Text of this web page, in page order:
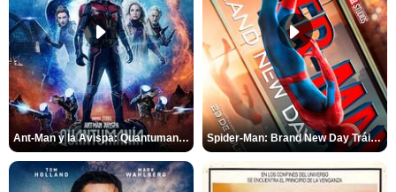
Ant-Man y la Avispa: Quantumanía Tráiler (2) Spider-Man: Brand New Day Tráiler (3)